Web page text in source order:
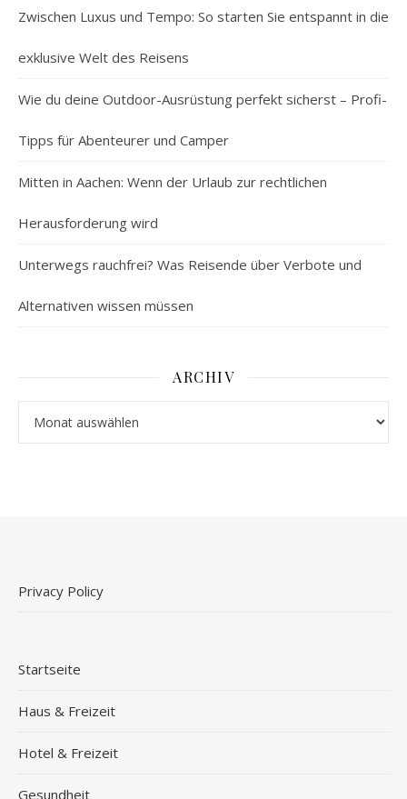
Zwischen Luxus und Tempo: So starten Sie entspannt in die
exklusive Welt des Reisens
Wie du deine Outdoor-Ausrüstung perfekt sicherst – Profi-
Tipps für Abenteurer und Camper
Mitten in Aachen: Wenn der Urlaub zur rechtlichen
Herausforderung wird
Unterwegs rauchfrei? Was Reisende über Verbote und
Alternativen wissen müssen
ARCHIV
Privacy Policy
Startseite
Haus & Freizeit
Hotel & Freizeit
Gesundheit